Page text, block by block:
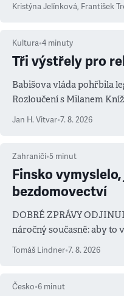
Kristýna Jelínková, František
Kultura•4 minuty
Tři výstřely pro
Babišova vláda pohřbila
Rozloučení s Milanem
salvy i kritika pokrokářů
Jan H. Vitvar•7. 8. 2026
Zahraničí•5 minut
Finsko
bezdomovectví
DOBRÉ ZPRÁVY
náročný současně: aby to
prioritu
Tomáš Lindner•7. 8. 2026
Česko•6 minut